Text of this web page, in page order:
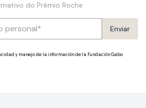
do Prêmio Roche
Enviar
y manejo de la información de la Fundación Gabo